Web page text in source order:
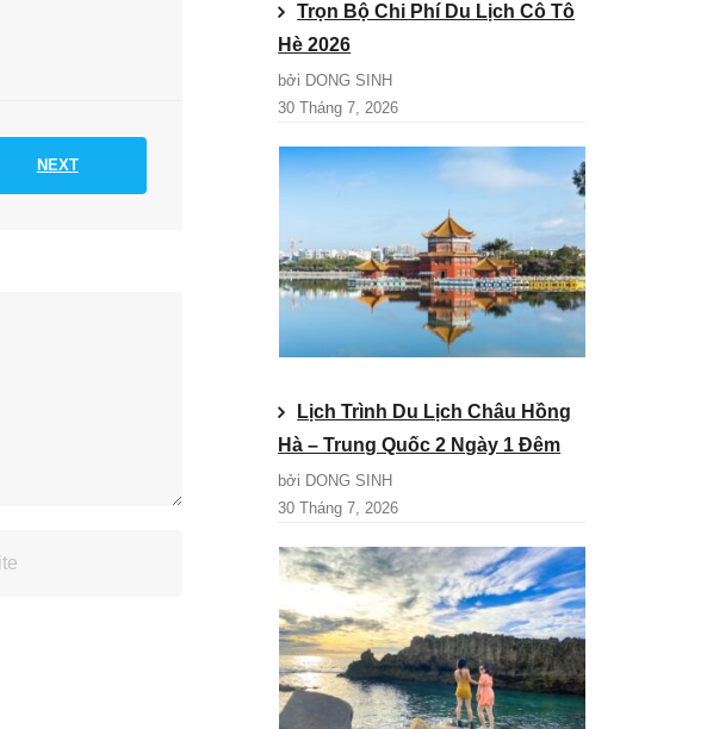
NEXT
Trọn Bộ Chi Phí Du Lịch Cô Tô
Hè 2026
bởi DONG SINH
30 Tháng 7, 2026
Lịch Trình Du Lịch Châu Hồng
Hà – Trung Quốc 2 Ngày 1 Đêm
bởi DONG SINH
30 Tháng 7, 2026